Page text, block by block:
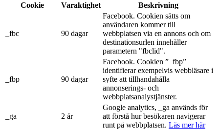
Cookie
Varaktighet Beskrivning
_fbc 90 dagar
Facebook. Cookien sätts om
användaren kommer till
webbplatsen via en annons och om
destinationsurlen innehåller
parametern "fbclid".
_fbp 90 dagar
Facebook. Cookien ”_fbp”
identifierar exempelvis webbläsare i
syfte att tillhandahålla
annonserings- och
webbplatsanalystjänster.
_ga 2 år
Google analytics, _ga används för
att förstå hur besökaren navigerar
runt på webbplatsen. Läs mer här